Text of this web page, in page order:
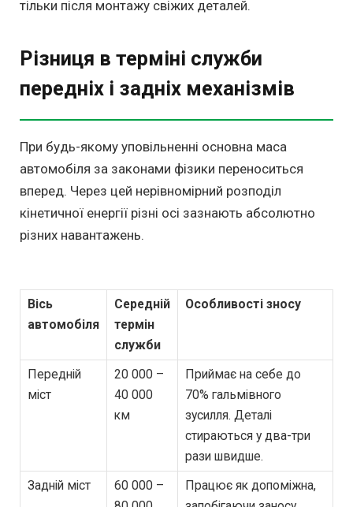
тільки після монтажу свіжих деталей.
Різниця в терміні служби
передніх і задніх механізмів
При будь-якому уповільненні основна маса
автомобіля за законами фізики переноситься
вперед. Через цей нерівномірний розподіл
кінетичної енергії різні осі зазнають абсолютно
різних навантажень.
Вісь
автомобіля
Середній
термін
служби
Особливості зносу
Передній
міст
20 000 –
40 000
км
Приймає на себе до
70% гальмівного
зусилля. Деталі
стираються у два-три
рази швидше.
Задній міст
60 000 –
Працює як допоміжна,